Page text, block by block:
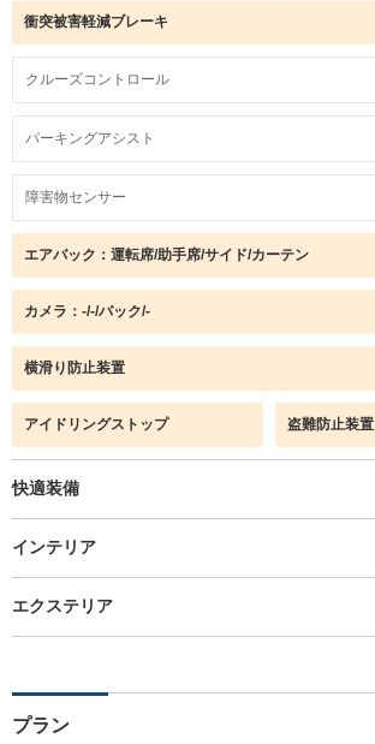
衝突被害軽減ブレーキ
クルーズコントロール
パーキングアシスト
障害物センサー
エアバック：運転席/助手席/サイド/カーテン
カメラ：-/-/バック/-
横滑り防止装置
アイドリングストップ 盗難防止装置
快適装備
インテリア
エクステリア
プラン